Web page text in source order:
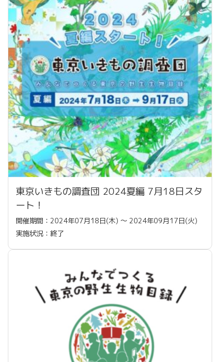
東京いきもの調査団 2024夏編 7月18日スタ
ート！
開催期間：2024年07月18日(木) 〜 2024年09月17日(火)
実施状況：終了